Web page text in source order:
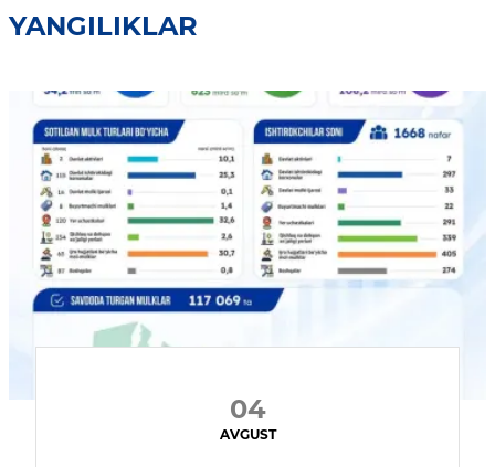
YANGILIKLAR
04
AVGUST